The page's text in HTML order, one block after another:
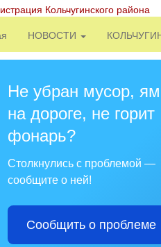
НОВОСТИ
Не убран мусор,
на дороге, не горит
фонарь?
Столкнулись с проблемой —
сообщите о ней!
Сообщить о проблеме